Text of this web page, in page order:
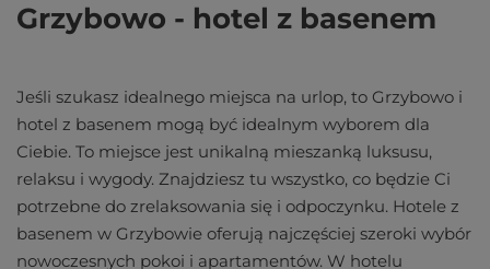
Grzybowo - hotel z basenem
Jeśli szukasz idealnego miejsca na urlop, to Grzybowo i
hotel z basenem mogą być idealnym wyborem dla
Ciebie. To miejsce jest unikalną mieszanką luksusu,
relaksu i wygody. Znajdziesz tu wszystko, co będzie Ci
potrzebne do zrelaksowania się i odpoczynku. Hotele z
basenem w Grzybowie oferują najczęściej szeroki wybór
nowoczesnych pokoi i apartamentów. W hotelu